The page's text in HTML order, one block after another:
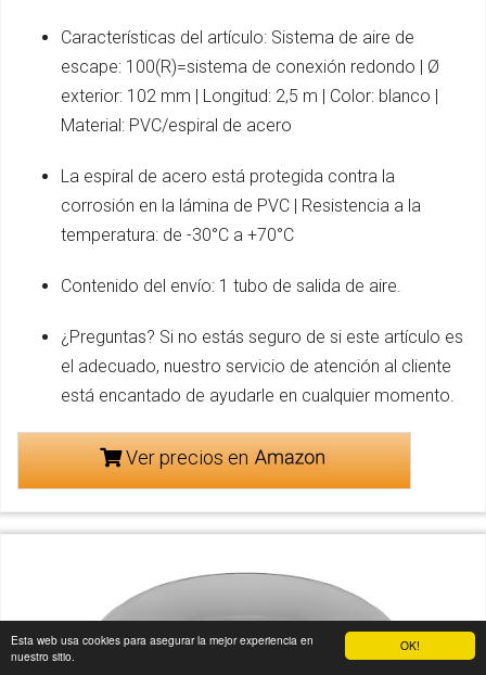
OK!
Esta web usa cookies para asegurar la mejor experiencia en
nuestro sitio.
Características del artículo: Sistema de aire de
escape: 100(R)=sistema de conexión redondo | Ø
exterior: 102 mm | Longitud: 2,5 m | Color: blanco |
Material: PVC/espiral de acero
La espiral de acero está protegida contra la
corrosión en la lámina de PVC | Resistencia a la
temperatura: de -30°C a +70°C
Contenido del envío: 1 tubo de salida de aire.
¿Preguntas? Si no estás seguro de si este artículo es
el adecuado, nuestro servicio de atención al cliente
está encantado de ayudarle en cualquier momento.
Ver precios en